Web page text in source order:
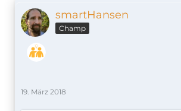
smartHansen
Champ
19. März 2018